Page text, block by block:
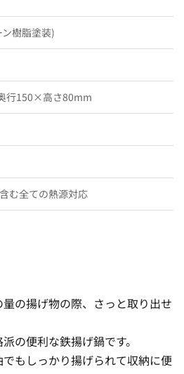
樹脂塗装)
行150×高さ80mm
む全ての熱源対応
の揚げ物の際、さっと取り出せ
の便利な鉄揚げ鍋です。
もしっかり揚げられて収納に便